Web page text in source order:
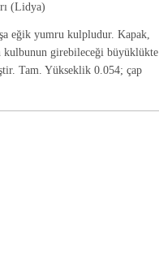
(Lidya)
eğik yumru kulpludur. Kapak,
kulbunun girebileceği büyüklükte
Tam. Yükseklik 0.054; çap